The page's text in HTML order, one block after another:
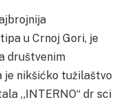
u Crnoj Gori, je
društvenim
je nikšićko tužilaštvo
,,INTERNO“ dr sci